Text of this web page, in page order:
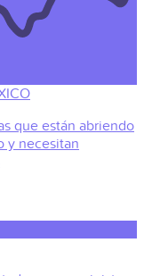
que están abriendo
y necesitan